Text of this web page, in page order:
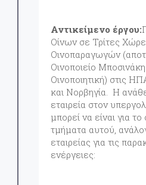
Αντικείμενο έργου:
Οίνων σε Τρίτες
Οινοπαραγωγών
Οινοποιείο
Οινοποιητική) στις
και Νορβηγία. Η
εταιρεία στον
μπορεί να είναι για
τμήματα αυτού,
εταιρείας για τις
ενέργειες: